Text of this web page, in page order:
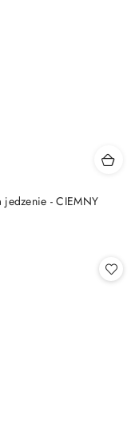
- CIEMNY